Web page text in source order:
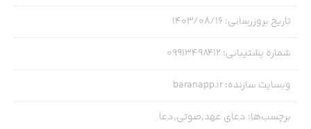
تاریخ بروزرسانی: ۱۴۰۳/۰۸/۱۶
شماره پشتیبانی:
09913498412
وبسایت سازنده:
baranapp.ir
برچسب‌ها: دعای عهد,صوتی,دعا